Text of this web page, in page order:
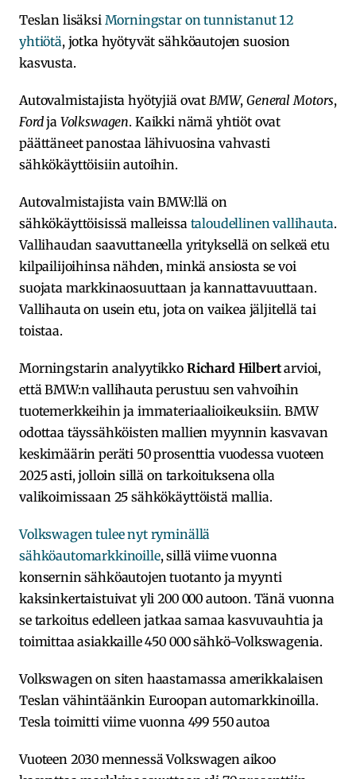
Teslan lisäksi Morningstar on tunnistanut 12
yhtiötä, jotka hyötyvät sähköautojen suosion
kasvusta.
Autovalmistajista hyötyjiä ovat BMW,General Motors,
Fordja Volkswagen. Kaikki nämä yhtiöt ovat
päättäneet panostaa lähivuosina vahvasti
sähkökäyttöisiin autoihin.
Autovalmistajista vain BMW:llä on
sähkökäyttöisissä malleissa taloudellinen vallihauta.
Vallihaudan saavuttaneella yrityksellä on selkeä etu
kilpailijoihinsa nähden, minkä ansiosta se voi
suojata markkinaosuuttaan ja kannattavuuttaan.
Vallihauta on usein etu, jota on vaikea jäljitellä tai
toistaa.
Morningstarin analyytikko Richard Hilbertarvioi,
että BMW:n vallihauta perustuu sen vahvoihin
tuotemerkkeihin ja immateriaalioikeuksiin. BMW
odottaa täyssähköisten mallien myynnin kasvavan
keskimäärin peräti 50 prosenttia vuodessa vuoteen
2025 asti, jolloin sillä on tarkoituksena olla
valikoimissaan 25 sähkökäyttöistä mallia.
Volkswagen tulee nyt ryminällä
sähköautomarkkinoille, sillä viime vuonna
konsernin sähköautojen tuotanto ja myynti
kaksinkertaistuivat yli 200 000 autoon. Tänä vuonna
se tarkoitus edelleen jatkaa samaa kasvuvauhtia ja
toimittaa asiakkaille 450 000 sähkö-Volkswagenia.
Volkswagen on siten haastamassa amerikkalaisen
Teslan vähintäänkin Euroopan automarkkinoilla.
Tesla toimitti viime vuonna 499 550 autoa
Vuoteen 2030 mennessä Volkswagen aikoo